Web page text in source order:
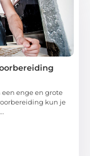
enge en grote
kun je